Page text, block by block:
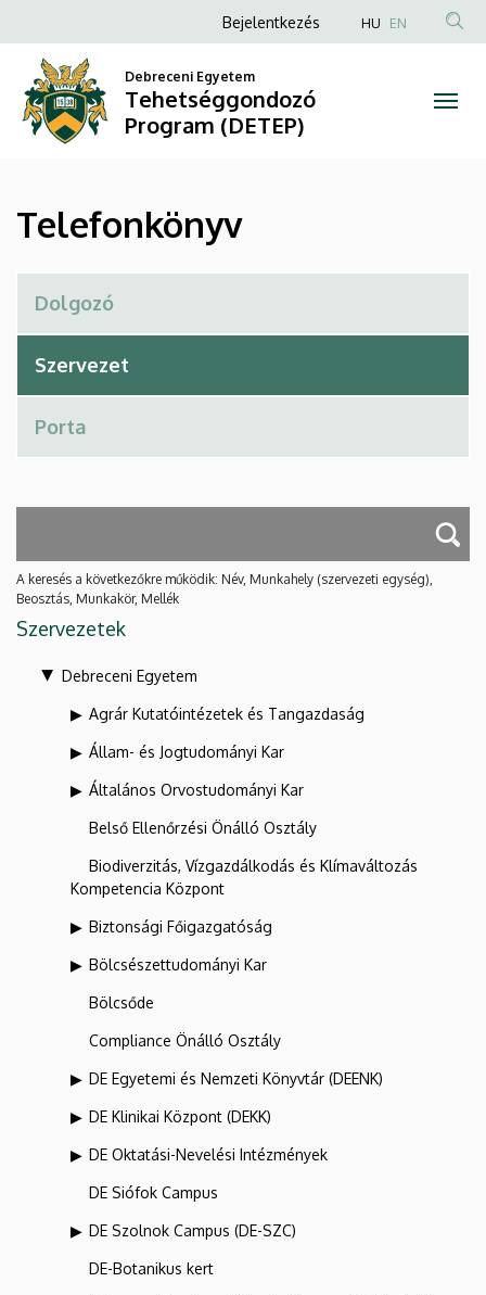
Telefonkönyv
Tehetséggondozó
Program
(DETEP)
a
tartalomra
Anonim
fiók
menüje
Bejelentkezés HU EN
Debreceni Egyetem
Tehetséggondozó
Program (DETEP)
Telefonkönyv
A keresés a következőkre működik: Név, Munkahely (szervezeti egység),
Beosztás, Munkakör, Mellék
Szervezetek
Debreceni Egyetem
Agrár Kutatóintézetek és Tangazdaság
Állam- és Jogtudományi Kar
Általános Orvostudományi Kar
Belső Ellenőrzési Önálló Osztály
Biodiverzitás, Vízgazdálkodás és Klímaváltozás
Kompetencia Központ
Biztonsági Főigazgatóság
Bölcsészettudományi Kar
Bölcsőde
Compliance Önálló Osztály
DE Egyetemi és Nemzeti Könyvtár (DEENK)
DE Klinikai Központ (DEKK)
DE Oktatási-Nevelési Intézmények
DE Siófok Campus
DE Szolnok Campus (DE-SZC)
DE-Botanikus kert